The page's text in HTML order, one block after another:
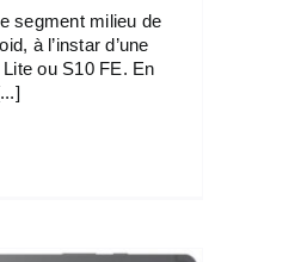
segment milieu de
à l’instar d’une
ou S10 FE. En